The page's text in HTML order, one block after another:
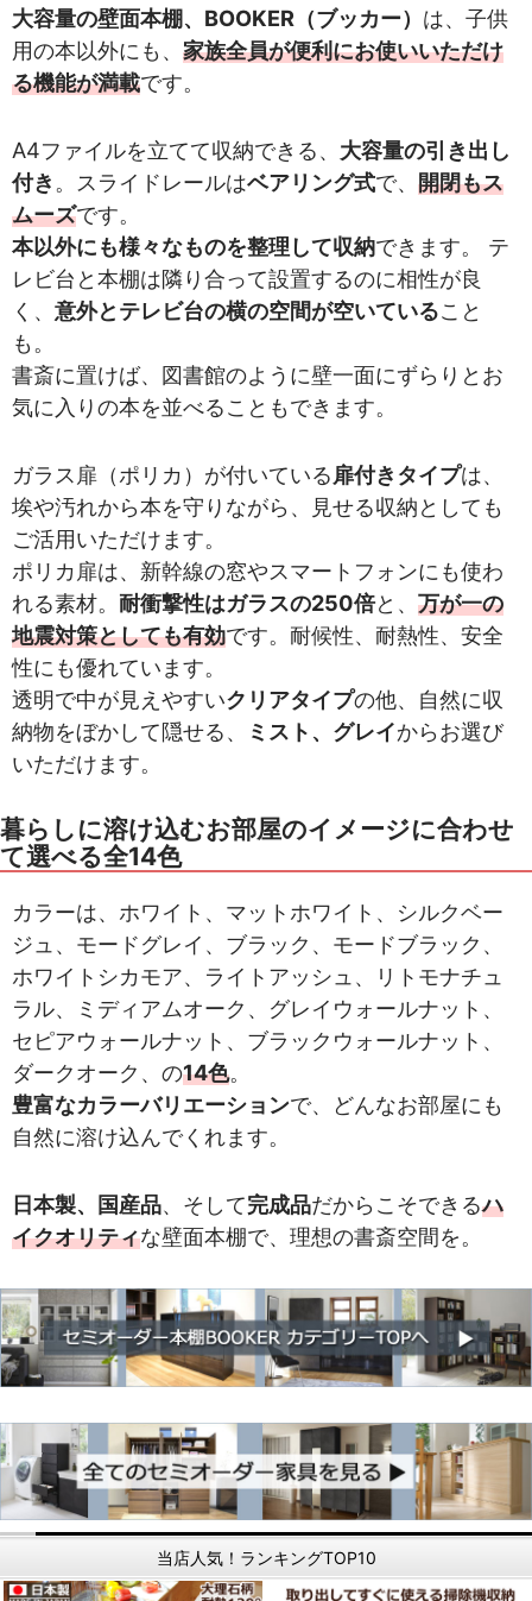
大容量の壁面本棚、BOOKER（ブッカー） は、子供
用の本以外にも、 家族全員が便利にお使いいただけ
る機能が満載です。
A4ファイルを立てて収納できる、 大容量の引き出し
付き 。スライドレールはベアリング式で、 開閉もス
ムーズです。
本以外にも様々なものを整理して収納できます。 テ
レビ台と本棚は隣り合って設置するのに相性が良
く、 意外とテレビ台の横の空間が空いていること
も。
書斎に置けば、図書館のように壁一面にずらりとお
気に入りの本を並べることもできます。
ガラス扉（ポリカ）が付いている扉付きタイプは、
埃や汚れから本を守りながら、見せる収納としても
ご活用いただけます。
ポリカ扉は、新幹線の窓やスマートフォンにも使わ
れる素材。 耐衝撃性はガラスの250倍と、 万が一の
地震対策としても有効です。耐候性、耐熱性、安全
性にも優れています。
透明で中が見えやすいクリアタイプの他、自然に収
納物をぼかして隠せる、
ミスト、グレイからお選び
いただけます。
暮らしに溶け込むお部屋のイメージに合わせ
て選べる全14色
カラーは、ホワイト、マットホワイト、シルクベー
ジュ、モードグレイ、ブラック、モードブラック、
ホワイトシカモア、ライトアッシュ、リトモナチュ
ラル、ミディアムオーク、グレイウォールナット、
セピアウォールナット、ブラックウォールナット、
ダークオーク、の14色。
豊富なカラーバリエーションで、どんなお部屋にも
自然に溶け込んでくれます。
日本製、国産品、そして完成品だからこそできるハ
イクオリティな壁面本棚で、理想の書斎空間を。
当店人気！ランキングTOP10